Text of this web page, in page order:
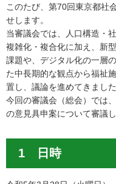
このたび、第70回東京都社
せします。
当審議会では、人口構造・
複雑化・複合化に加え、新
課題や、デジタル化の一層
た中長期的な観点から福祉
置し、議論を進めてきました
今回の審議会（総会）では
の意見具申案について審議し
1 日時